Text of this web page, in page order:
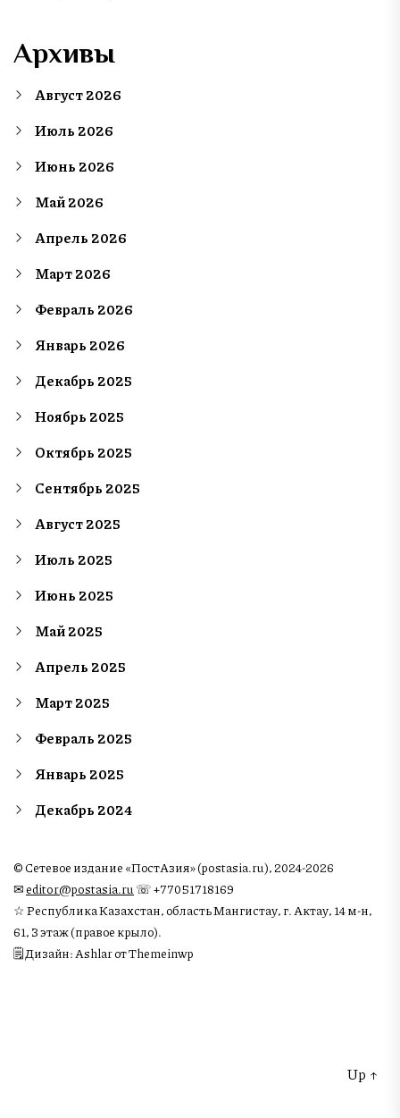
Архивы
Август 2026
Июль 2026
Июнь 2026
Май 2026
Апрель 2026
Март 2026
Февраль 2026
Январь 2026
Декабрь 2025
Ноябрь 2025
Октябрь 2025
Сентябрь 2025
Август 2025
Июль 2025
Июнь 2025
Май 2025
Апрель 2025
Март 2025
Февраль 2025
Январь 2025
Декабрь 2024
© Сетевое издание «ПостАзия» (postasia.ru), 2024-2026
✉︎editor@postasia.ru ☏ +77051718169
☆ Республика Казахстан, область Мангистау, г. Актау, 14 м-н,
61, 3 этаж (правое крыло).
🗒 Дизайн: Ashlar от Themeinwp
Up ↑